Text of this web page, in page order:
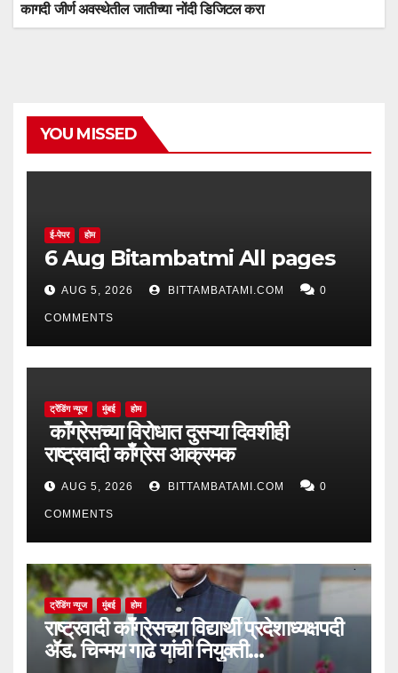
कागदी जीर्ण अवस्थेतील जातीच्या नोंदी डिजिटल करा
YOU MISSED
ई-पेपर होम
6 Aug Bitambatmi All pages
AUG 5, 2026 BITTAMBATAMI.COM 0
COMMENTS
ट्रेंडिंग न्यूज मुंबई होम
काँग्रेसच्या विरोधात दुसऱ्या दिवशीही
राष्ट्रवादी काँग्रेस आक्रमक
AUG 5, 2026 BITTAMBATAMI.COM 0
COMMENTS
ट्रेंडिंग न्यूज मुंबई होम
राष्ट्रवादी काँग्रेसच्या विद्यार्थी प्रदेशाध्यक्षपदी
ॲड. चिन्मय गाढे यांची नियुक्ती…